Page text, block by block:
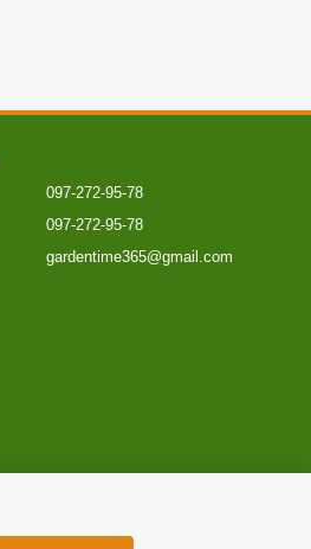
097-272-95-78
097-272-95-78
gardentime365@gmail.com